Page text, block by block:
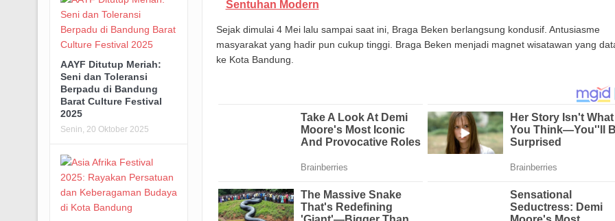
Sentuhan Modern
Sejak dimulai 4 Mei lalu sampai saat ini, Braga Beken berlangsung kondusif. Antusiasme
masyarakat yang hadir pun cukup tinggi. Braga Beken menjadi magnet wisatawan yang
ke Kota Bandung.
AAYF Ditutup Meriah:
Seni dan Toleransi
Berpadu di Bandung
Barat Culture Festival
2025
Senin, 20 Oktober 2025